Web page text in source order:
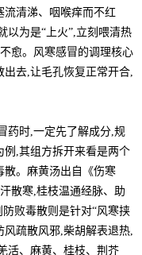
流清涕、咽喉痒而不红
以为是“上火”,立刻喂清热
愈。风寒感冒的调理核心
去,让毛孔恢复正常开合,
药时,一定先了解成分,规
例,其组方拆开来看是两个
。麻黄汤出自《伤寒
散寒,桂枝温通经脉、助
败毒散则是针对“风寒挟
风疏散风邪,柴胡解表退热,
活、麻黄、桂枝、荆芥